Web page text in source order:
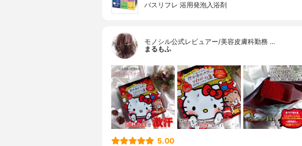
バスリフレ 浴用発泡入浴剤
モノシル公式レビュアー/美容皮膚科勤務 …
まるもふ
5.00